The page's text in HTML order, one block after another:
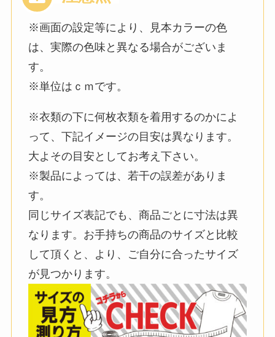
※画面の設定等により、見本カラーの色
は、実際の色味と異なる場合がございま
す。
※単位はｃｍです。
※衣類の下に何枚衣類を着用するのかによ
って、下記イメージの目安は異なります。
大よその目安としてお考え下さい。
※製品によっては、若干の誤差がありま
す。
同じサイズ表記でも、商品ごとに寸法は異
なります。お手持ちの商品のサイズと比較
して頂くと、より、ご自分に合ったサイズ
が見つかります。